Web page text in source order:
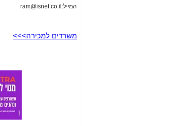
המייל:ram@isnet.co.il
משרדים למכירה>>>